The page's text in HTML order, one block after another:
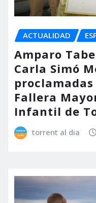
ACTUALIDAD
Amparo
Carla Simó
Fallera
Infantil de
torrent al dia